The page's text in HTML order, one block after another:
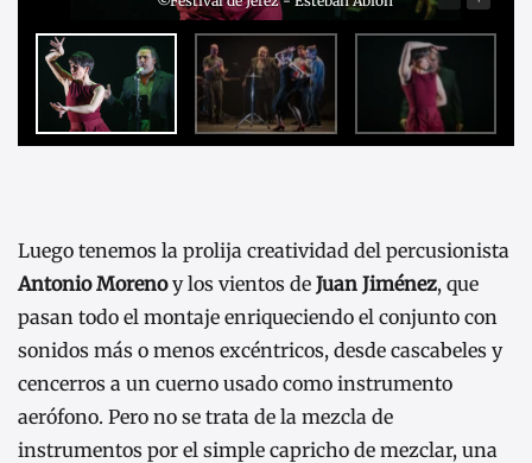
Luego tenemos la prolija creatividad del percusionista
Antonio Morenoy los vientos de Juan Jiménez, que
pasan todo el montaje enriqueciendo el conjunto con
sonidos más o menos excéntricos, desde cascabeles y
cencerros a un cuerno usado como instrumento
aerófono. Pero no se trata de la mezcla de
instrumentos por el simple capricho de mezclar, una